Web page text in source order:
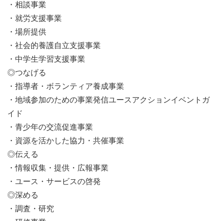
・相談事業
・就労支援事業
・場所提供
・社会的養護自立支援事業
・中学生学習支援事業
◎つなげる
・指導者・ボランティア養成事業
・地域参加のための事業発信ユースアクションイベントガ
イド
・青少年の交流促進事業
・資源を活かした協力・共催事業
◎伝える
・情報収集・提供・広報事業
・ユース・サービスの啓発
◎深める
・調査・研究